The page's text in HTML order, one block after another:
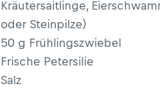
Kräutersaitlinge,
oder Steinpilze)
50 g Frühlingszwiebel
Frische Petersilie
Salz